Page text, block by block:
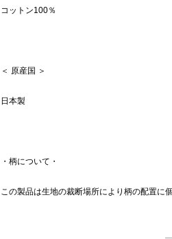
コットン100％
＜ 原産国 ＞
日本製
・柄について・
この製品は生地の裁断場所により柄の配置に